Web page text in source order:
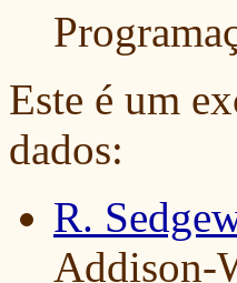
Este é um
dados:
R.
Addison-